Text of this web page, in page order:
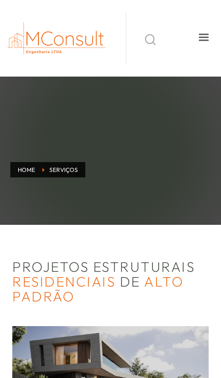
HOME SERVIÇOS
PROJETOS ESTRUTURAIS
RESIDENCIAIS DE ALTO
PADRÃO